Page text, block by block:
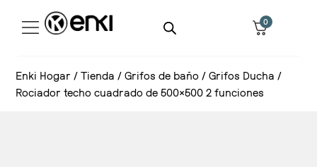
0
Enki Hogar / Tienda / Grifos de baño / Grifos Ducha /
Rociador techo cuadrado de 500×500 2 funciones